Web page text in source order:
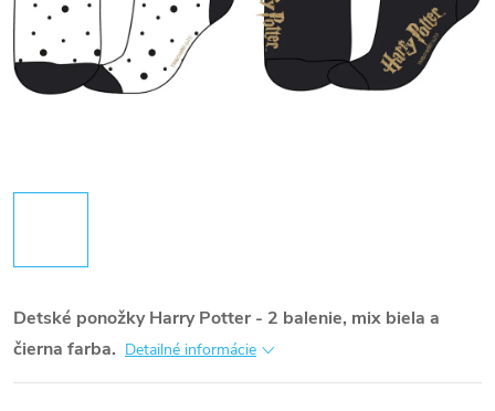
Detské ponožkyHarry Potter - 2 balenie, mix biela a
čierna farba. Detailné informácie